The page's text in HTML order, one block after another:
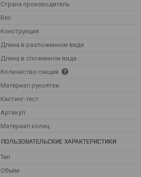
Страна производитель
Вес
Конструкция
Длина в разложенном виде
Длина в сложенном виде
Количество секций
Материал рукоятки
Кастинг-тест
Артикул
Материал колец
ПОЛЬЗОВАТЕЛЬСКИЕ ХАРАКТЕРИСТИКИ
Тип
Объём